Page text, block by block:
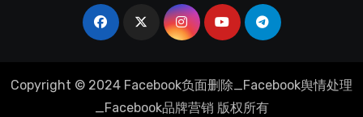
Copyright © 2024 Facebook负面删除_Facebook舆情处理
_Facebook品牌营销 版权所有